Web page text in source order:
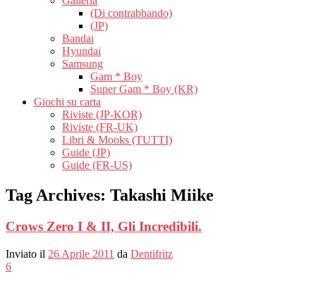
(Di contrabbando)
(JP)
Bandai
Hyundai
Samsung
Gam * Boy
Super Gam * Boy (KR)
Giochi su carta
Riviste (JP-KOR)
Riviste (FR-UK)
Libri & Mooks (TUTTI)
Guide (JP)
Guide (FR-US)
Tag Archives: Takashi Miike
Crows Zero I & II, Gli Incredibili.
Inviato il 26 Aprile 2011 da Dentifritz
6